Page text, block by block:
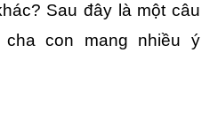
Sau đây là một câu
con mang nhiều ý